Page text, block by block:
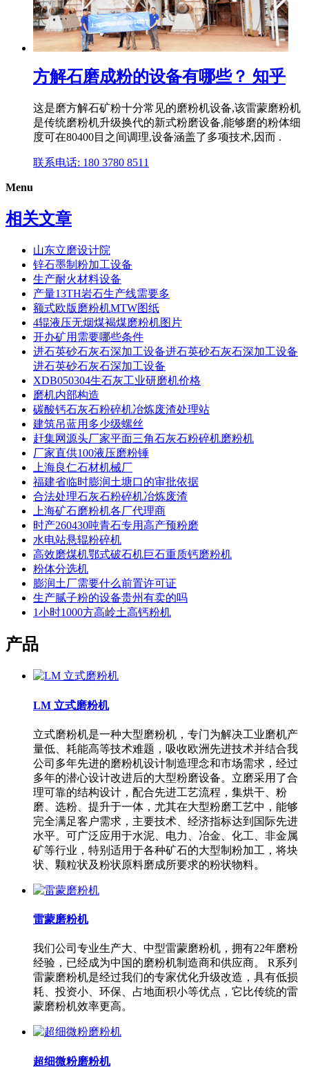
方解石磨成粉的设备有哪些？ 知乎
这是磨方解石矿粉十分常见的磨粉机设备,该雷蒙磨粉机
是传统磨粉机升级换代的新式粉磨设备,能够磨的粉体细
度可在80400目之间调理,设备涵盖了多项技术,因而 .
联系电话: 180 3780 8511
Menu
相关文章
山东立磨设计院
锌石墨制粉加工设备
生产耐火材料设备
产量13TH岩石生产线需要多
额式欧版磨粉机MTW图纸
4辊液压无烟煤褐煤磨粉机图片
开办矿用需要哪些条件
进石英砂石灰石深加工设备进石英砂石灰石深加工设备
进石英砂石灰石深加工设备
XDB050304生石灰工业研磨机价格
磨机内部构造
碳酸钙石灰石粉碎机冶炼废渣处理站
建筑吊蓝用多少级螺丝
赶集网源头厂家平面三角石灰石粉碎机磨粉机
厂家直供100液压磨粉锤
上海良仁石材机械厂
福建省临时膨润土塘口的审批依据
合法处理石灰石粉碎机冶炼废渣
上海矿石磨粉机各厂代理商
时产260430吨青石专用高产预粉磨
水电站悬辊粉碎机
高效磨煤机鄂式破石机巨石重质钙磨粉机
粉体分选机
膨润土厂需要什么前置许可证
生产腻子粉的设备贵州有卖的吗
1小时1000方高岭土高钙粉机
产品
LM 立式磨粉机
立式磨粉机是一种大型磨粉机，专门为解决工业磨机产
量低、耗能高等技术难题，吸收欧洲先进技术并结合我
公司多年先进的磨粉机设计制造理念和市场需求，经过
多年的潜心设计改进后的大型粉磨设备。立磨采用了合
理可靠的结构设计，配合先进工艺流程，集烘干、粉
磨、选粉、提升于一体，尤其在大型粉磨工艺中，能够
完全满足客户需求，主要技术、经济指标达到国际先进
水平。可广泛应用于水泥、电力、冶金、化工、非金属
矿等行业，特别适用于各种矿石的大型制粉加工，将块
状、颗粒状及粉状原料磨成所要求的粉状物料。
雷蒙磨粉机
我们公司专业生产大、中型雷蒙磨粉机，拥有22年磨粉
经验，已经成为中国的磨粉机制造商和供应商。 R系列
雷蒙磨粉机是经过我们的专家优化升级改造，具有低损
耗、投资小、环保、占地面积小等优点，它比传统的雷
蒙磨粉机效率更高。
超细微粉磨粉机